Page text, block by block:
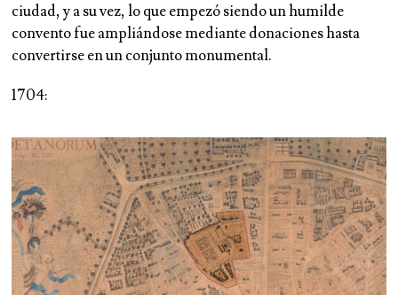
ciudad, y a su vez, lo que empezó siendo un humilde
convento fue ampliándose mediante donaciones hasta
convertirse en un conjunto monumental.
1704: